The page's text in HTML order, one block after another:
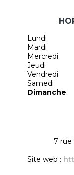
Lundi
Mardi
Mercredi
Jeudi
Vendredi
Samedi
Dimanche
7 rue
Site web :